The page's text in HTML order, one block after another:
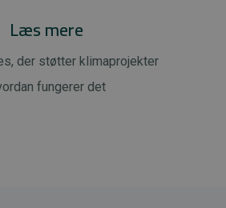
Læs mere
der støtter klimaprojekter
fungerer det